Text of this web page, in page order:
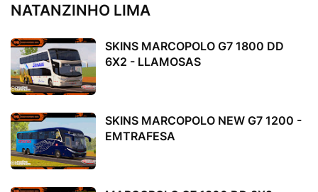
NATANZINHO LIMA
SKINS MARCOPOLO G7 1800 DD
6X2 - LLAMOSAS
SKINS MARCOPOLO NEW G7 1200 -
EMTRAFESA